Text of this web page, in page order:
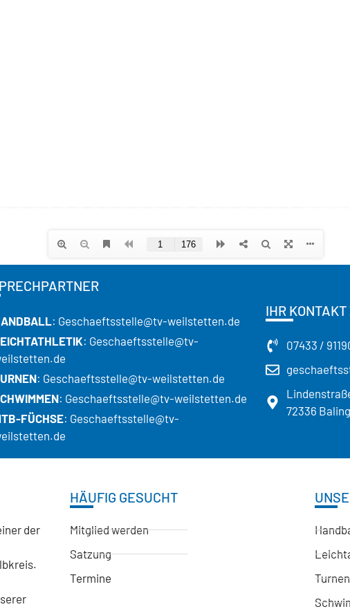
: Geschaeftsstelle@tv-weilstetten.de
: Geschaeftsstelle@tv-
: Geschaeftsstelle@tv-weilstetten.de
: Geschaeftsstelle@tv-weilstetten.de
FÜCHSE: Geschaeftsstelle@tv-
IHR
07433 /
72336
der
HÄUFIG GESUCHT
Mitglied werden
Satzung
Termine
Turnen